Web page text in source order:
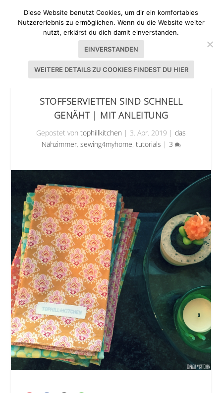
STOFFSERVIETTEN SIND SCHNELL
GENÄHT | MIT ANLEITUNG
Gepostet von tophillkitchen | 3. Apr. 2019 | das
Nähzimmer, sewing4myhome, tutorials | 3
Diese Website benutzt Cookies, um dir ein komfortables
Nutzererlebnis zu ermöglichen. Wenn du die Website weiter
nutzt, erklärst du dich damit einverstanden.
EINVERSTANDEN
WEITERE DETAILS ZU COOKIES FINDEST DU HIER